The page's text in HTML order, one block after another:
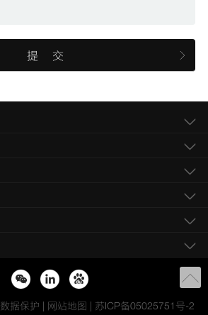
提 交
数据保护 | 网站地图 | 苏ICP备05025751号-2